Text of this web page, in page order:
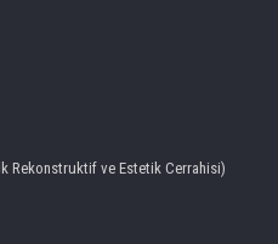
Rekonstruktif ve Estetik Cerrahisi)